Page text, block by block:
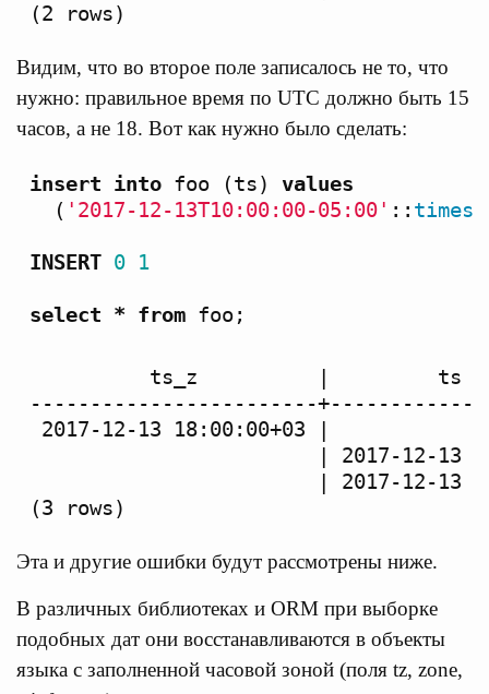
Видим, что во второе поле записалось не то, что
нужно: правильное время по UTC должно быть 15
часов, а не 18. Вот как нужно было сделать:
insert into foo (ts)
values
( '2017-12-13T10:00:00-05:00' ::
INSERT 0 1
select * from foo;
          ts_z          |         ts
------------------------
2017-12-13 18:00:00+03 |
| 2017-12-13
| 2017-12-13
Эта и другие ошибки будут рассмотрены ниже.
В различных библиотеках и ORM при выборке
подобных дат они восстанавливаются в объекты
языка с заполненной часовой зоной (поля tz, zone,